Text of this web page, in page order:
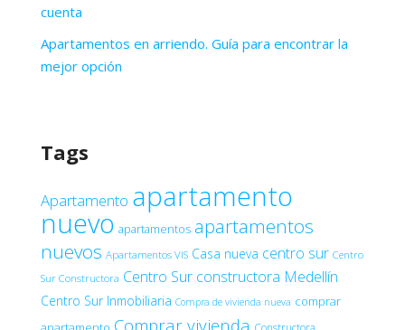
cuenta
Apartamentos en arriendo. Guía para encontrar la
mejor opción
Tags
Apartamento apartamento
nuevo apartamentos apartamentos
nuevos Apartamentos VIS Casa nueva centro sur Centro
Sur Constructora Centro Sur constructora Medellín
Centro Sur Inmobiliaria Compra de vivienda nueva comprar
Comprar vivienda